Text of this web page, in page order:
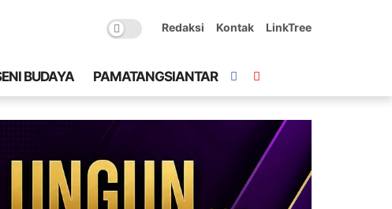
Redaksi Kontak LinkTree
BUDAYA PAMATANGSIANTAR